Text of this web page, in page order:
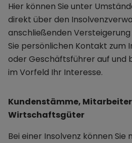
Hier können Sie unter
direkt über den
anschließenden
Sie persönlichen Kontakt zum
oder Geschäftsführer auf und
im Vorfeld Ihr Interesse.
Kundenstämme,
Wirtschaftsgüter
Bei einer Insolvenz können Sie